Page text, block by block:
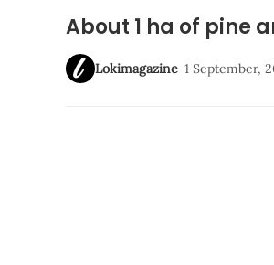
About 1 ha of pine
Lokimagazine-1 September,